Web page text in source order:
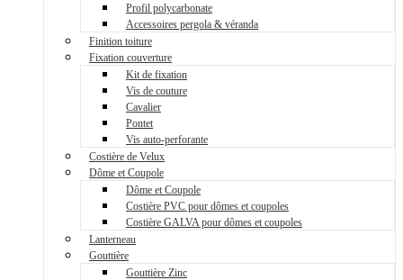
Profil polycarbonate
Accessoires pergola & véranda
Finition toiture
Fixation couverture
Kit de fixation
Vis de couture
Cavalier
Pontet
Vis auto-perforante
Costière de Velux
Dôme et Coupole
Dôme et Coupole
Costière PVC pour dômes et coupoles
Costière GALVA pour dômes et coupoles
Lanterneau
Gouttière
Gouttière Zinc